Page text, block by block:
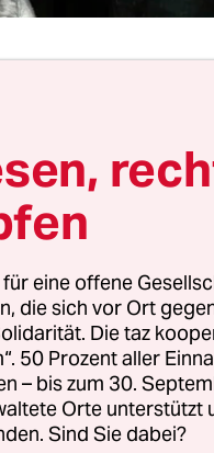
hat immer
Seiten zur
gewinnen zu
beider Seiten die
höher sein als die
niemals öffentlich
Deshalb behauptet
Westens seien
laufe
eine offene
die sich vor Ort
Die taz
50 Prozent aller
– bis zum 30.
Orte unterstützt
Sind Sie dabei?